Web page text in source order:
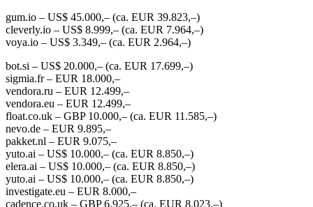
gum.io – US$ 45.000,– (ca. EUR 39.823,–)
cleverly.io – US$ 8.999,– (ca. EUR 7.964,–)
voya.io – US$ 3.349,– (ca. EUR 2.964,–)
bot.si – US$ 20.000,– (ca. EUR 17.699,–)
sigmia.fr – EUR 18.000,–
vendora.ru – EUR 12.499,–
vendora.eu – EUR 12.499,–
float.co.uk – GBP 10.000,– (ca. EUR 11.585,–)
nevo.de – EUR 9.895,–
pakket.nl – EUR 9.075,–
yuto.ai – US$ 10.000,– (ca. EUR 8.850,–)
elera.ai – US$ 10.000,– (ca. EUR 8.850,–)
yuto.ai – US$ 10.000,– (ca. EUR 8.850,–)
investigate.eu – EUR 8.000,–
cadence.co.uk – GBP 6.925,– (ca. EUR 8.023,–)